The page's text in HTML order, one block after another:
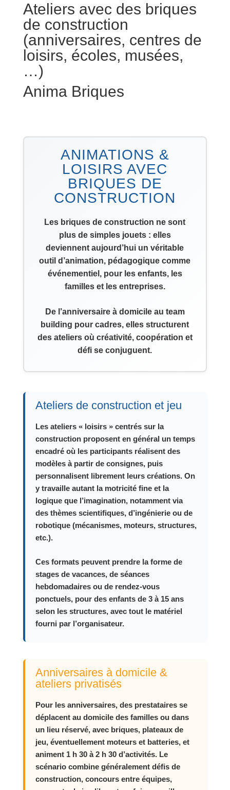
Ateliers avec des briques
de construction
(anniversaires, centres de
loisirs, écoles, musées,
…)
Anima Briques
ANIMATIONS &
LOISIRS AVEC
BRIQUES DE
CONSTRUCTION
Les briques de construction ne sont
plus de simples jouets : elles
deviennent aujourd’hui un véritable
outil d’animation, pédagogique comme
événementiel, pour les enfants, les
familles et les entreprises.
De l’anniversaire à domicile au team
building pour cadres, elles structurent
des ateliers où créativité, coopération et
défi se conjuguent.
Ateliers de construction et jeu
Les ateliers « loisirs » centrés sur la
construction proposent en général un temps
encadré où les participants réalisent des
modèles à partir de consignes, puis
personnalisent librement leurs créations. On
y travaille autant la motricité fine et la
logique que l’imagination, notamment via
des thèmes scientifiques, d’ingénierie ou de
robotique (mécanismes, moteurs, structures,
etc.).
Ces formats peuvent prendre la forme de
stages de vacances, de séances
hebdomadaires ou de rendez‑vous
ponctuels, pour des enfants de 3 à 15 ans
selon les structures, avec tout le matériel
fourni par l’organisateur.
Anniversaires à domicile &
ateliers privatisés
Pour les anniversaires, des prestataires se
déplacent au domicile des familles ou dans
un lieu réservé, avec briques, plateaux de
jeu, éventuellement moteurs et batteries, et
animent 1 h 30 à 2 h 30 d’activités. Le
scénario combine généralement défis de
construction, concours entre équipes,